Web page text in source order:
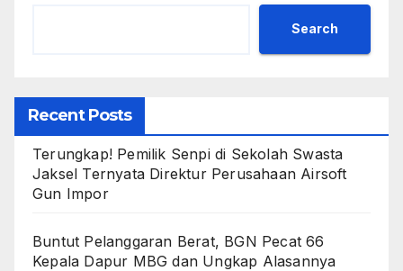
Search
Recent Posts
Terungkap! Pemilik Senpi di Sekolah Swasta
Jaksel Ternyata Direktur Perusahaan Airsoft
Gun Impor
Buntut Pelanggaran Berat, BGN Pecat 66
Kepala Dapur MBG dan Ungkap Alasannya